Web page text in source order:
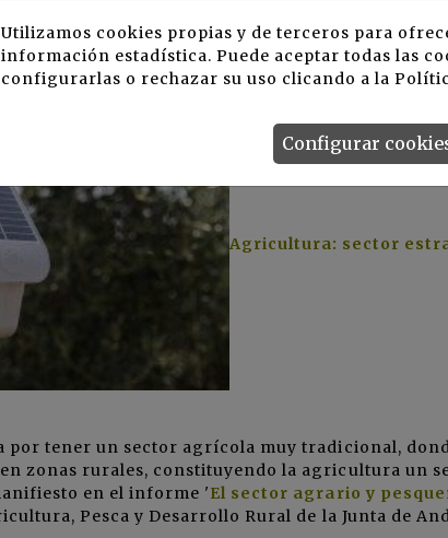
lugar. Además, no requiere realizar una
abonando una cuota anual por el servicio de
su utilización.
Agricultura: sector
por tener un sector agrícola muy tradicional,
zonas rurales, constituyendo la agricultura un
en el informe 'El sector agrario y
Pesca y Desarrollo Rural de la Junta de
Utilizamos cookies propias y de terceros para
información estadística. Puede aceptar todas las
configurarlas o rechazar su uso clicando a la
Configurar